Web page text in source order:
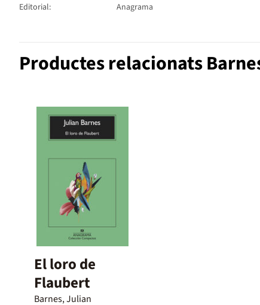
Editorial:
Anagrama
Productes relacionats
El loro de
Flaubert
Barnes, Julian